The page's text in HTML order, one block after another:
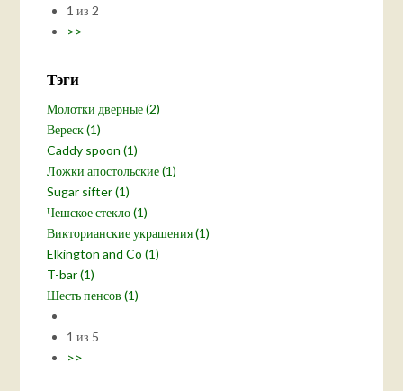
1 из 2
>>
Тэги
Молотки дверные (2)
Вереск (1)
Caddy spoon (1)
Ложки апостольские (1)
Sugar sifter (1)
Чешское стекло (1)
Викторианские украшения (1)
Elkington and Co (1)
T-bar (1)
Шесть пенсов (1)
1 из 5
>>